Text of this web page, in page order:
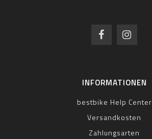
INFORMATIONEN
bestbike Help Center
Versandkosten
Zahlungsarten